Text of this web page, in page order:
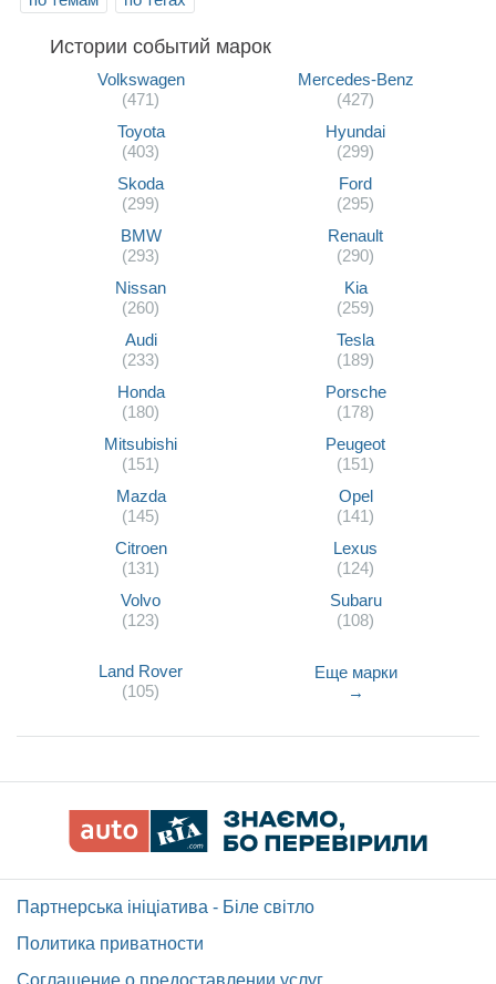
Истории событий марок
Volkswagen
(471)
Mercedes-Benz
(427)
Toyota
(403)
Hyundai
(299)
Skoda
(299)
Ford
(295)
BMW
(293)
Renault
(290)
Nissan
(260)
Kia
(259)
Audi
(233)
Tesla
(189)
Honda
(180)
Porsche
(178)
Mitsubishi
(151)
Peugeot
(151)
Mazda
(145)
Opel
(141)
Citroen
(131)
Lexus
(124)
Volvo
(123)
Subaru
(108)
Land Rover
(105)
Еще марки
→
Партнерська ініціатива - Біле світло
Политика приватности
Соглашение о предоставлении услуг